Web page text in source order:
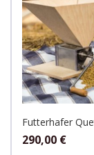
290,00 €